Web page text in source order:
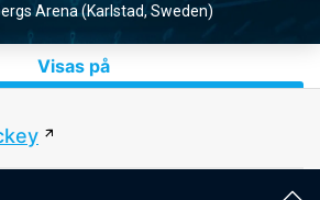
Arena (Karlstad, Sweden)
Visas på